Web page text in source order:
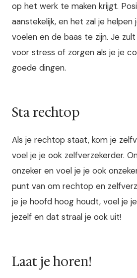
op het werk te maken krijgt.
aanstekelijk, en het zal je
voelen en de baas te zijn. Je
voor stress of zorgen als je je
goede dingen.
Sta rechtop
Als je rechtop staat, kom je
voel je je ook zelfverzekerder.
onzeker en voel je je ook
punt van om rechtop en
je je hoofd hoog houdt, voel je
jezelf en dat straal je ook uit!
Laat je horen!